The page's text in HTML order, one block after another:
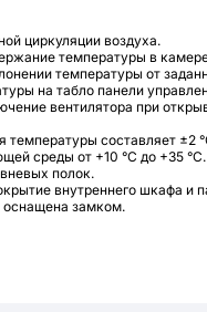
циркуляции воздуха.
температуры в
температуры от
на табло панели
вентилятора при
температуры составляет ±2
среды от +10 °C до +35 °C.
полок.
внутреннего шкафа и
оснащена замком.